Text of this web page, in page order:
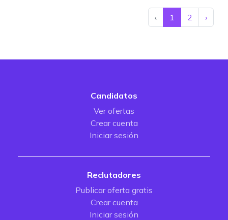
‹ 1 2 ›
Candidatos
Ver ofertas
Crear cuenta
Iniciar sesión
Reclutadores
Publicar oferta gratis
Crear cuenta
Iniciar sesión